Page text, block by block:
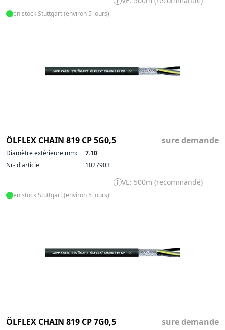
en stock Stuttgart (environ 5 jours)
ÖLFLEX CHAIN 819 CP 5G0,5 sure demande
Diamètre extérieure mm:
7.10
Nr- d'article
1027903
VE: 500m (recommandé)
en stock Stuttgart (environ 5 jours)
ÖLFLEX CHAIN 819 CP 7G0,5 sure demande